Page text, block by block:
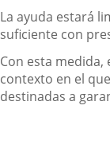
La ayuda estará
suficiente con
Con esta
contexto en el
destinadas a